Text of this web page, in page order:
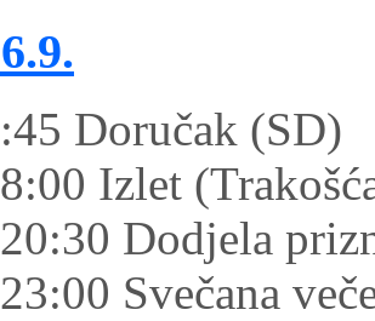
6.9.
Doručak (SD)
Izlet
Dodjela
Svečana